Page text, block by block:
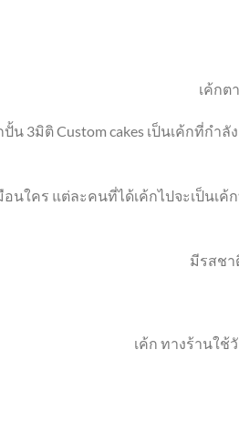
เค้กต
ปั้น 3มิติ Custom cakes เป็นเค้กที่ก
อนใคร แต่ละคนที่ได้เค้กไปจะเป็นเ
มีรสชา
เค้ก ทางร้านใช้